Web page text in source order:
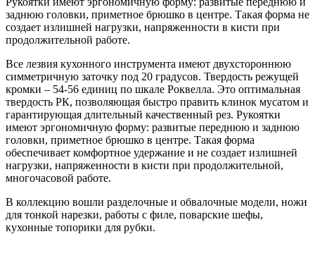
заднюю головки, приметное брюшко в центре. Такая форма не
создает излишней нагрузки, напряженности в кисти при
продолжительной работе.
Все лезвия кухонного инструмента имеют двухстороннюю
симметричную заточку под 20 градусов. Твердость режущей
кромки – 54-56 единиц по шкале Роквелла. Это оптимальная
твердость РК, позволяющая быстро править клинок мусатом и
гарантирующая длительный качественный рез. Рукоятки
имеют эргономичную форму: развитые переднюю и заднюю
головки, приметное брюшко в центре. Такая форма
обеспечивает комфортное удержание и не создает излишней
нагрузки, напряженности в кисти при продолжительной,
многочасовой работе.
В коллекцию вошли разделочные и обвалочные модели, ножи
для тонкой нарезки, работы с филе, поварские шефы,
кухонные топорики для рубки.